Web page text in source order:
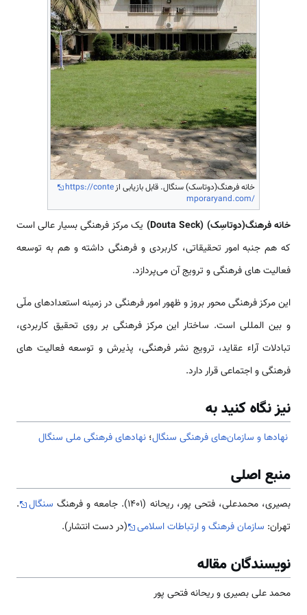
خانه فرهنگ(دوتاسک) سنگال. قابل بازیابی ازhttps://conte
mporaryand.com/
خانه فرهنگ(دوتاسِک) (Douta Seck)
یک مرکز فرهنگی بسیار عالی است
که هم جنبه امور تحقیقاتی، کاربردی و فرهنگی داشته و هم به توسعه
فعالیت های فرهنگی و ترویج آن می‌پردازد.
این مرکز فرهنگی محور بروز و ظهور امور فرهنگی در زمینه استعدادهای ملّی
و بین المللی است. ساختار این مرکز فرهنگی بر روی تحقیق کاربردی،
تبادلات آراء عقاید، ترویج نشر فرهنگی، پذیرش و توسعه فعالیت های
فرهنگی و اجتماعی قرار دارد.
نیز نگاه کنید به
نهادها و سازمان‌های فرهنگی سنگال؛ نهادهای فرهنگی ملی سنگال
منبع اصلی
بصیری، محمدعلی، فتحی پور، ریحانه (1401). جامعه و فرهنگ سنگال
.
تهران: سازمان فرهنگ و ارتباطات اسلامی (در دست انتشار).
نویسندگان مقاله
محمد علی بصیری و ریحانه فتحی پور